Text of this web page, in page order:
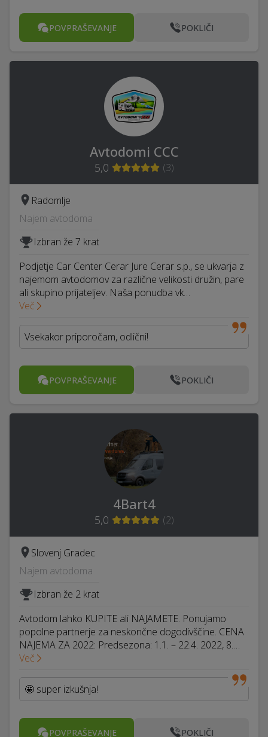
POVPRAŠEVANJE POKLIČI
Avtodomi CCC
5,0 (3)
Radomlje
Najem avtodoma
Izbran že 7 krat
Podjetje Car Center Cerar Jure Cerar s.p., se ukvarja z
najemom avtodomov za različne velikosti družin, pare
ali skupino prijateljev. Naša ponudba vk…
Več
Vsekakor priporočam, odlični!
POVPRAŠEVANJE POKLIČI
4Bart4
5,0 (2)
Slovenj Gradec
Najem avtodoma
Izbran že 2 krat
Avtodom lahko KUPITE ali NAJAMETE. Ponujamo
popolne partnerje za neskončne dogodivščine. CENA
NAJEMA ZA 2022: Predsezona: 1.1. – 22.4. 2022, 8.…
Več
🤩 super izkušnja!
POVPRAŠEVANJE POKLIČI